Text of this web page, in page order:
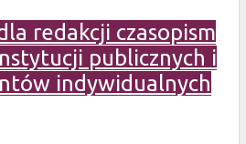
redakcji czasopism
publicznych i
indywidualnych